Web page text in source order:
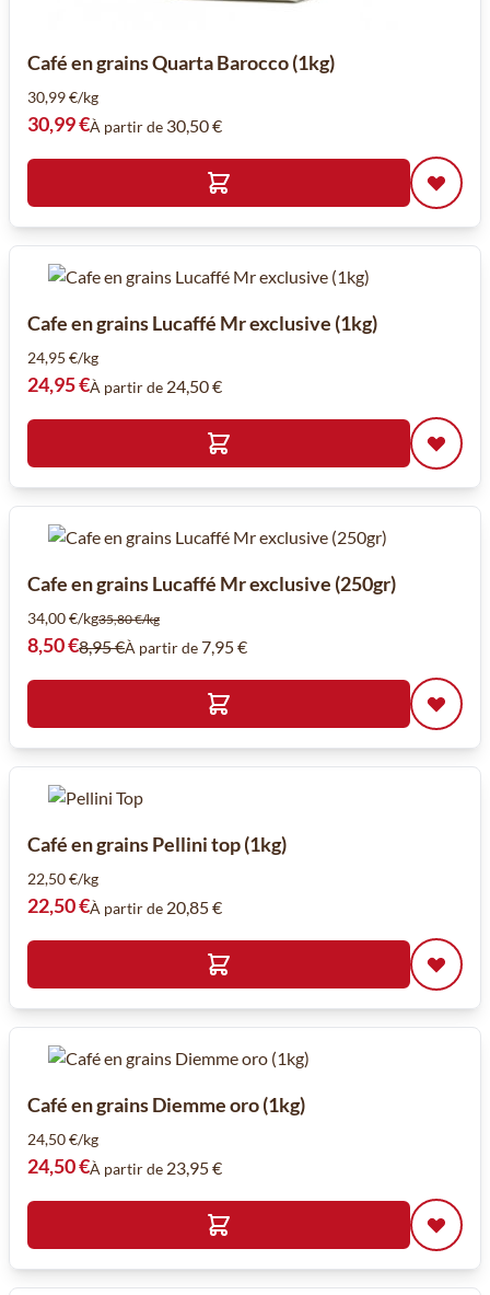
Café en grains Quarta Barocco (1kg)
30,99 €/kg
30,99 €À partir de 30,50 €
Cafe en grains Lucaffé Mr exclusive (1kg)
24,95 €/kg
24,95 €À partir de 24,50 €
Cafe en grains Lucaffé Mr exclusive (250gr)
34,00 €/kg35,80 €/kg
Prix spécial
8,50 €8,95 €À partir de7,95 €
Café en grains Pellini top (1kg)
22,50 €/kg
22,50 €À partir de 20,85 €
Café en grains Diemme oro (1kg)
24,50 €/kg
24,50 €À partir de 23,95 €